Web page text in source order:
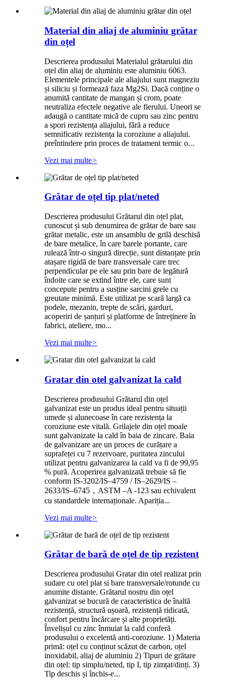
Material din aliaj de aluminiu grătar
din oțel
Descrierea produsului Materialul grătarului din
oțel din aliaj de aluminiu este aluminiu 6063.
Elementele principale ale aliajului sunt magneziu
și siliciu și formează faza Mg2Si. Dacă conține o
anumită cantitate de mangan și crom, poate
neutraliza efectele negative ale fierului. Uneori se
adaugă o cantitate mică de cupru sau zinc pentru
a spori rezistența aliajului, fără a reduce
semnificativ rezistența la coroziune a aliajului.
preîntindere prin proces de tratament termic o...
Vezi mai multe>
Grătar de oțel tip plat/neted
Descrierea produsului Grătarul din oțel plat,
cunoscut și sub denumirea de grătar de bare sau
grătar metalic, este un ansamblu de grilă deschisă
de bare metalice, în care barele portante, care
rulează într-o singură direcție, sunt distanțate prin
atașare rigidă de bare transversale care trec
perpendicular pe ele sau prin bare de legătură
îndoite care se extind între ele, care sunt
concepute pentru a susține sarcini grele cu
greutate minimă. Este utilizat pe scară largă ca
podele, mezanin, trepte de scări, garduri,
acoperiri de șanțuri și platforme de întreținere în
fabrici, ateliere, mo...
Vezi mai multe>
Gratar din otel galvanizat la cald
Descrierea produsului Grătarul din oțel
galvanizat este un produs ideal pentru situații
umede și alunecoase în care rezistența la
coroziune este vitală. Grilajele din oțel moale
sunt galvanizate la cald în baia de zincare. Baia
de galvanizare are un proces de curățare a
suprafeței cu 7 rezervoare, puritatea zincului
utilizat pentru galvanizarea la cald va fi de 99,95
% pură. Acoperirea galvanizată trebuie să fie
conform IS-3202/IS–4759 / IS–2629/IS –
2633/IS–6745，ASTM –A -123 sau echivalent
cu standardele internaționale. Apariția...
Vezi mai multe>
Grătar de bară de oțel de tip rezistent
Descrierea produsului Gratar din otel realizat prin
sudare cu otel plat si bare transversale/rotunde cu
anumite distante. Grătarul nostru din oțel
galvanizat se bucură de caracteristica de înaltă
rezistență, structură ușoară, rezistență ridicată,
confort pentru încărcare și alte proprietăți.
Învelișul cu zinc înmuiat la cald conferă
produsului o excelentă anti-coroziune. 1) Materia
primă: oțel cu conținut scăzut de carbon, oțel
inoxidabil, aliaj de aluminiu 2) Tipuri de grătare
din oțel: tip simplu/neted, tip I, tip zimțat/dinți. 3)
Tip deschis și închis-e...